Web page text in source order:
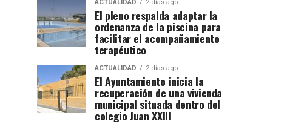
ACTUALIDAD 2 días ago
El pleno respalda adaptar la
ordenanza de la piscina para
facilitar el acompañamiento
terapéutico
ACTUALIDAD 2 días ago
El Ayuntamiento inicia la
recuperación de una vivienda
municipal situada dentro del
colegio Juan XXIII